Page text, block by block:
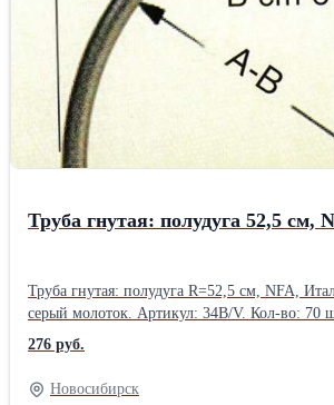
Труба гнутая: полудуга 52,5 см,
Труба гнутая: полудуга R=52,5 см, NFA,
серый молоток. Артикул: 34B/V. Кол-во: 70
NFA, Италия. Товар есть в наличии в
Новосибирске.Производитель: NFA, Италия
276 руб.
Новосибирск